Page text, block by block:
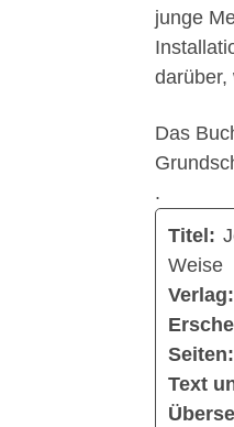
junge
darüber,
Das
.
Titel:
Weise
Verlag:
Seiten:
Text